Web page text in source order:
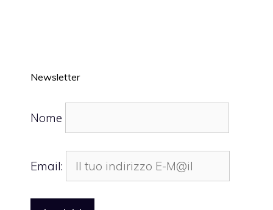
Newsletter
Nome
Email: